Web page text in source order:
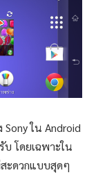
ใน Android
โดยเฉพาะใน
ะดวกแบบสุดๆ